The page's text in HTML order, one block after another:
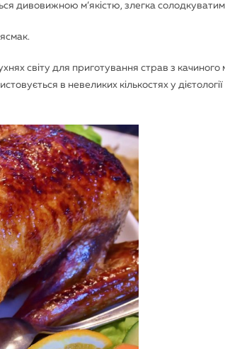
дивовижною м’якістю, злегка
світу для приготування страв з качиного
в невеликих кількостях у